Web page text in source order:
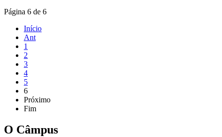
Página 6 de 6
Início
Ant
1
2
3
4
5
6
Próximo
Fim
O Câmpus